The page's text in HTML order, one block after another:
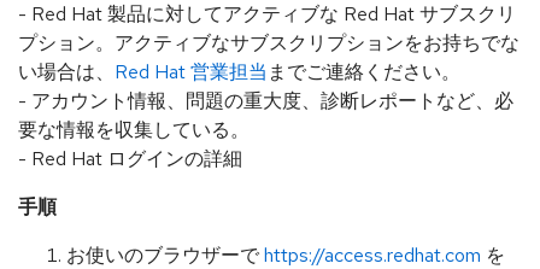
- Red Hat 製品に対してアクティブな Red Hat サブスクリ
プション。アクティブなサブスクリプションをお持ちでな
い場合は、 Red Hat 営業担当 までご連絡ください。
- アカウント情報、問題の重大度、診断レポートなど、必
要な情報を収集している。
- Red Hat ログインの詳細
手順
お使いのブラウザーでhttps://access.redhat.com を